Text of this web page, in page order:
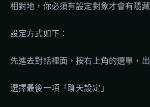
相對地，你必須有設定對象才會有隱
設定方式如下：
先進去對話裡面，按右上角的選單，
選擇最後一項「聊天設定」